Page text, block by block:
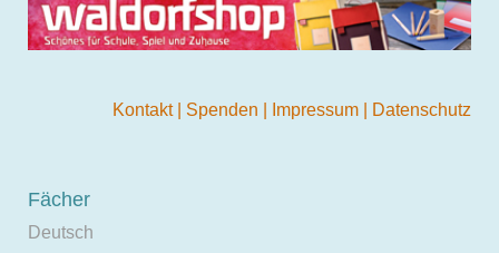
Kontakt Spenden Impressum Datenschutz
Fächer
Deutsch